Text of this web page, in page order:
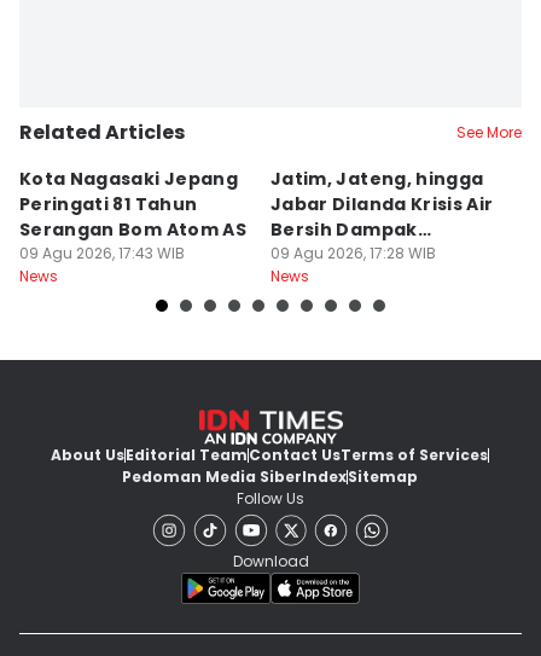
Related Articles See More
Kota Nagasaki Jepang
Peringati 81 Tahun
Serangan Bom Atom AS
09 Agu 2026, 17:43 WIB
News
Jatim, Jateng, hingga
Jabar Dilanda Krisis Air
Bersih Dampak
Kemarau
09 Agu 2026, 17:28 WIB
News
About UsEditorial TeamContact UsTerms of Services
Pedoman Media SiberIndexSitemap
Follow Us
Download